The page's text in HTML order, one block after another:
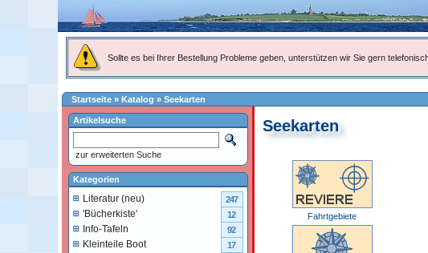
Sollte es bei Ihrer Bestellung Probleme geben, unterstützen wir Sie gern
Startseite » Katalog » Seekarten
Seekarten
Fahrtgebiete
Artikelsuche
zur erweiterten Suche
Kategorien
Literatur (neu) 247
'Bücherkiste' 12
Info-Tafeln 92
Kleinteile Boot 17